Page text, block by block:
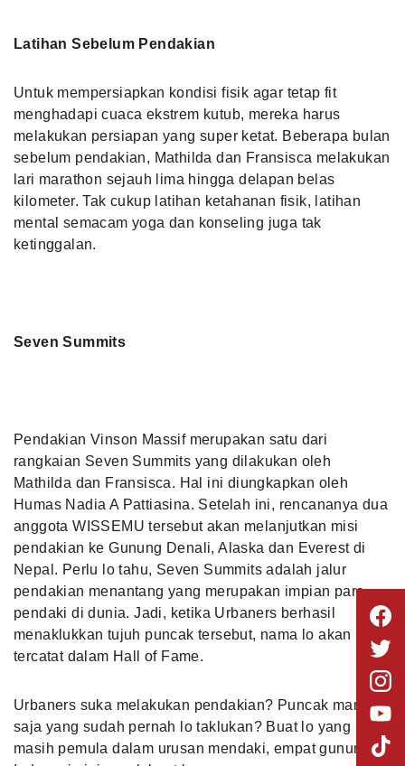
Latihan Sebelum Pendakian
Untuk mempersiapkan kondisi fisik agar tetap fit
menghadapi cuaca ekstrem kutub, mereka harus
melakukan persiapan yang super ketat. Beberapa bulan
sebelum pendakian, Mathilda dan Fransisca melakukan
lari marathon sejauh lima hingga delapan belas
kilometer. Tak cukup latihan ketahanan fisik, latihan
mental semacam yoga dan konseling juga tak
ketinggalan.
Seven Summits
Pendakian Vinson Massif merupakan satu dari
rangkaian Seven Summits yang dilakukan oleh
Mathilda dan Fransisca. Hal ini diungkapkan oleh
Humas Nadia A Pattiasina. Setelah ini, rencananya dua
anggota WISSEMU tersebut akan melanjutkan misi
pendakian ke Gunung Denali, Alaska dan Everest di
Nepal. Perlu lo tahu, Seven Summits adalah jalur
pendakian menantang yang merupakan impian para
pendaki di dunia. Jadi, ketika Urbaners berhasil
menaklukkan tujuh puncak tersebut, nama lo akan
tercatat dalam Hall of Fame.
Urbaners suka melakukan pendakian? Puncak mana
saja yang sudah pernah lo taklukan? Buat lo yang
masih pemula dalam urusan mendaki, empat gunung di